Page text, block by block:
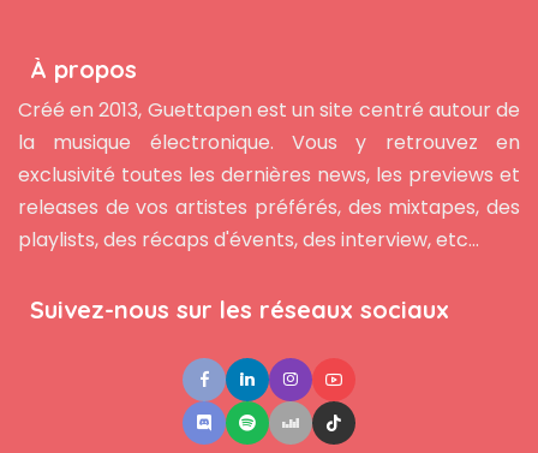
À propos
Créé en 2013, Guettapen est un site centré autour de
la musique électronique. Vous y retrouvez en
exclusivité toutes les dernières news, les previews et
releases de vos artistes préférés, des mixtapes, des
playlists, des récaps d'évents, des interview, etc...
Suivez-nous sur les réseaux sociaux